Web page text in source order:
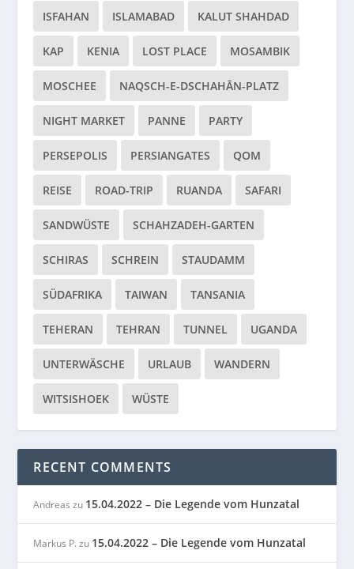
ISFAHAN ISLAMABAD KALUT SHAHDAD
KAP KENIA LOST PLACE MOSAMBIK
MOSCHEE NAQSCH-E-DSCHAHĀN-PLATZ
NIGHT MARKET PANNE PARTY
PERSEPOLIS PERSIANGATES QOM
REISE ROAD-TRIP RUANDA SAFARI
SANDWÜSTE SCHAHZADEH-GARTEN
SCHIRAS SCHREIN STAUDAMM
SÜDAFRIKA TAIWAN TANSANIA
TEHERAN TEHRAN TUNNEL UGANDA
UNTERWÄSCHE URLAUB WANDERN
WITSISHOEK WÜSTE
RECENT COMMENTS
Andreas zu 15.04.2022 – Die Legende vom Hunzatal
Markus P. zu 15.04.2022 – Die Legende vom Hunzatal